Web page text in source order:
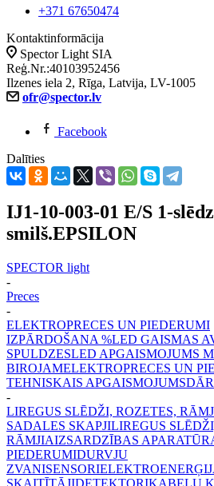
+371 67650474
Kontaktinformācija
Spector Light SIA
Reģ.Nr.:40103952456
Ilzenes iela 2, Rīga, Latvija, LV-1005
ofr@spector.lv
Facebook
Dalīties
IJ1-10-003-01 E/S 1-
smilš.EPSILON
SPECTOR light
-
Preces
-
ELEKTROPRECES UN PIEDERUMI
IZPĀRDOŠANA %LED GAISMAS
SPULDZESLED APGAISMOJUMS
BIROJAMELEKTROPRECES UN
TEHNISKAIS APGAISMOJUMS
-
LIREGUS SLĒDŽI, ROZETES,
SADALES SKAPJILIREGUS
RĀMJIAIZSARDZĪBAS
PIEDERUMIDURVJU
ZVANISENSORI
SKAITĪTĀJIDETEKTORIKABEĻU